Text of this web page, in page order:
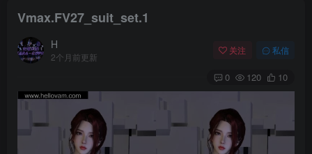
Vmax.FV27_suit_set.1
H
2个月前更新
关注 私信
0 120 10